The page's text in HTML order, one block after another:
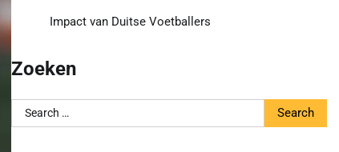
Impact van Duitse Voetballers
Zoeken
Search
for: